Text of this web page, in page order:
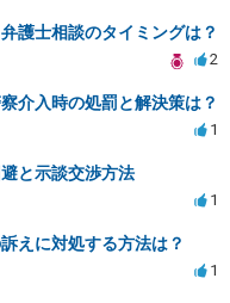
護士相談のタイミングは？
2
介入時の処罰と解決策は？
1
と示談交渉方法
1
えに対処する方法は？
1